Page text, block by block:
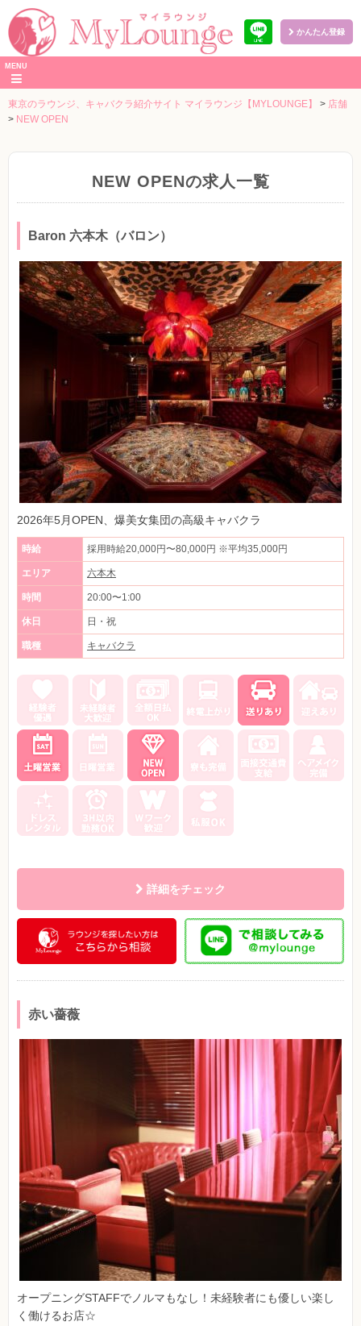
本
へ
かんたん登録
MENU
東京のラウンジ、キャバクラ紹介サイト マイラウンジ【MYLOUNGE】 > 店舗
> NEW OPEN
NEW OPENの求人一覧
Baron 六本木（バロン）
2026年5月OPEN、爆美女集団の高級キャバクラ
時給 採用時給20,000円〜80,000円 ※平均35,000円
エリア 六本木
時間 20:00〜1:00
休日 日・祝
職種 キャバクラ
詳細をチェック
赤い薔薇
オープニングSTAFFでノルマもなし！未経験者にも優しい楽し
く働けるお店☆